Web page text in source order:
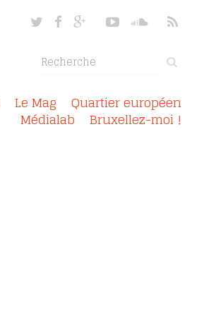
Le Mag Quartier européen
Médialab Bruxellez-moi !